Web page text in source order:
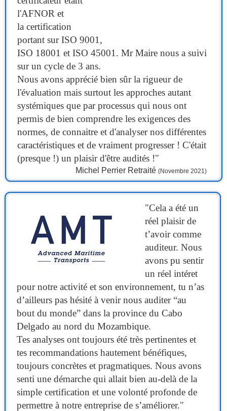
l'AFNOR et
la certification
portant sur ISO 9001,
ISO 18001 et ISO 45001. Mr Maire nous a suivi
sur un cycle de 3 ans.
Nous avons apprécié bien sûr la rigueur de
l'évaluation mais surtout les approches autant
systémiques que par processus qui nous ont
permis de bien comprendre les exigences des
normes, de connaitre et d'analyser nos différentes
caractéristiques et de vraiment progresser ! C'était
(presque !) un plaisir d'être audités !"
Michel Perrier Retraité (Novembre 2021)
"Cela a été un
réel plaisir de
t’avoir comme
auditeur. Nous
avons pu sentir
un réel intéret
pour notre activité et son environnement, tu n’as
d’ailleurs pas hésité à venir nous auditer “au
bout du monde” dans la province du Cabo
Delgado au nord du Mozambique.
Tes analyses ont toujours été très pertinentes et
tes recommandations hautement bénéfiques,
toujours concrètes et pragmatiques. Nous avons
senti une démarche qui allait bien au-delà de la
simple certification et une volonté profonde de
permettre à notre entreprise de s’améliorer."